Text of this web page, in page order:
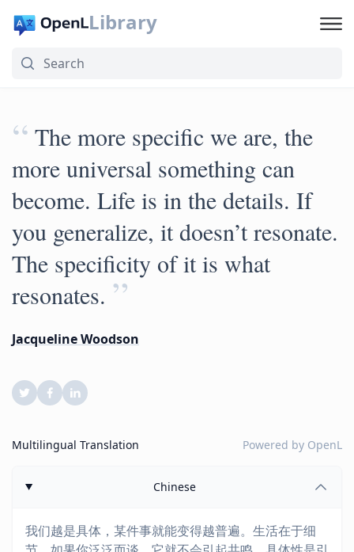
Library
“ The more specific we are, the
more universal something can
become. Life is in the details. If
you generalize, it doesn’t resonate.
The specificity of it is what
resonates. ”
Jacqueline Woodson
Multilingual Translation Powered by OpenL
Chinese
我们越是具体，某件事就能变得越普遍。生活在于细